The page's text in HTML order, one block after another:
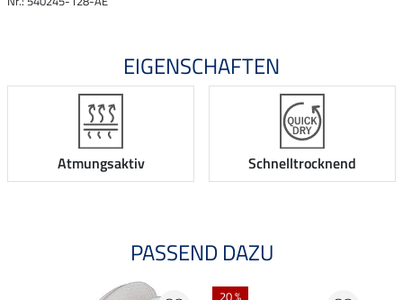
EIGENSCHAFTEN
Atmungsaktiv Schnelltrocknend
PASSEND DAZU